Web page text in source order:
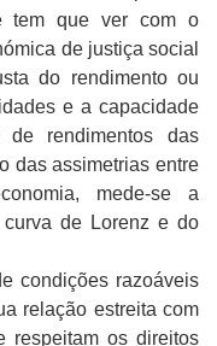
tem que ver com o
de justiça social
do rendimento ou
e a capacidade
rendimentos das
das assimetrias entre
mede-se a
de Lorenz e do
razoáveis
relação estreita com
respeitam os direitos